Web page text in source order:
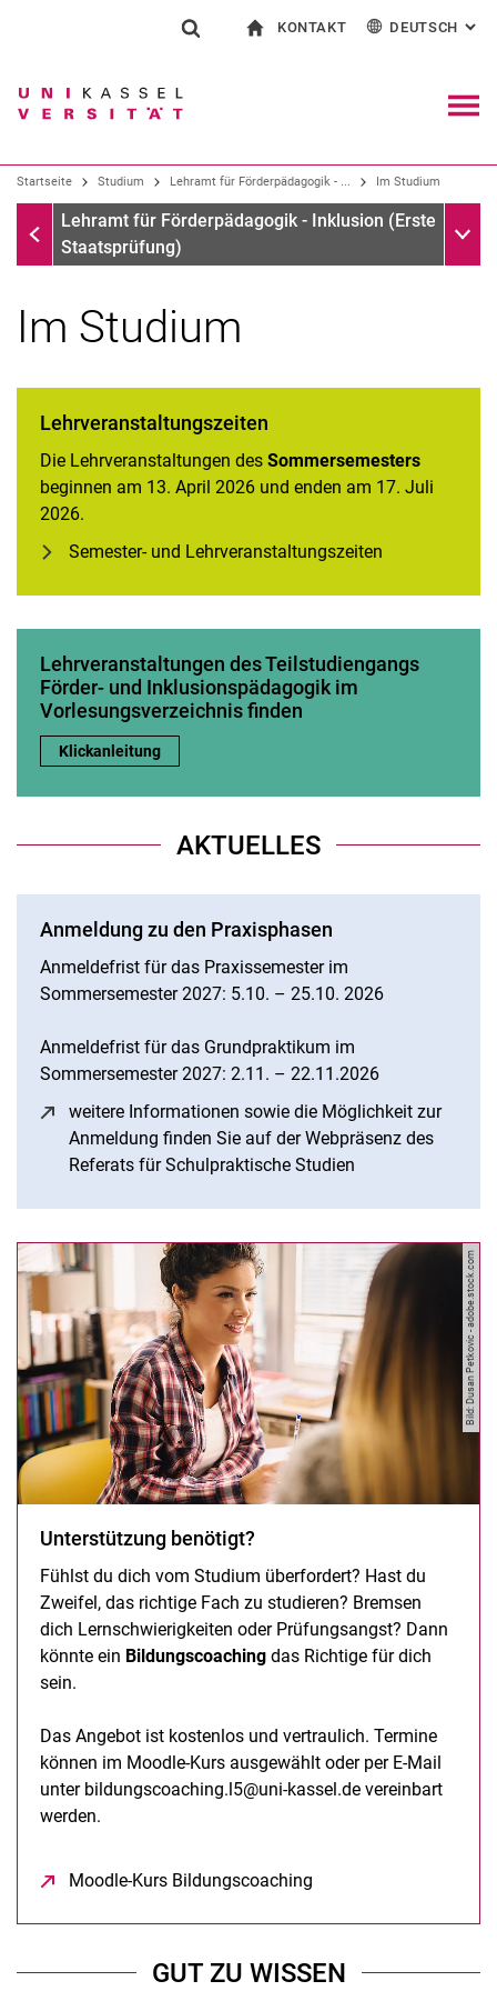
Springe direkt zu: Inhalt
Springe direkt zu: Suche
Springe direkt zu:
Suchen (öffnet externen Link in einem
KONTAKT
Kontakt für Presse und Öffentlichkeit
Einrichtungen suchen
Personen suchen
DEUTSCH :
Startseite Studium Lehramt für Förderpädagogik - ... Im Studium
Startseite
Lehramt für Förderpädagogik - Inklusion (Erste
Staatsprüfung)
Im Studium
Lehrveranstaltungszeiten
Die Lehrveranstaltungen des Sommersemesters
beginnen am 13. April 2026 und enden am 17. Juli
2026.
Semester- und Lehrveranstaltungszeiten
Lehrveranstaltungen des Teilstudiengangs
Förder- und Inklusionspädagogik im
Vorlesungsverzeichnis finden
Lehrveranstaltungen des Teilstudiengangs Förder- und
Klickanleitung
AKTUELLES
Anmeldung zu den Praxisphasen
Anmeldefrist für das Praxissemester im
Sommersemester 2027: 5.10. – 25.10. 2026
Anmeldefrist für das Grundpraktikum im
Sommersemester 2027: 2.11. – 22.11.2026
weitere Informationen sowie die Möglichkeit zur
Anmeldung finden Sie auf der Webpräsenz des
Referats für Schulpraktische Studien
Bild: Dusan Petkovic - adobe.stock.com
Unterstützung benötigt?
Fühlst du dich vom Studium überfordert? Hast du
Zweifel, das richtige Fach zu studieren? Bremsen
dich Lernschwierigkeiten oder Prüfungsangst? Dann
könnte ein Bildungscoaching das Richtige für dich
sein.
Das Angebot ist kostenlos und vertraulich. Termine
können im Moodle-Kurs ausgewählt oder per E-Mail
unter bildungscoaching.l5@uni-kassel.de vereinbart
werden.
Moodle-Kurs Bildungscoaching
GUT ZU WISSEN